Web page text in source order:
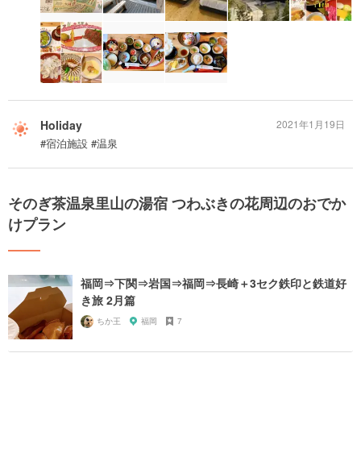
Holiday
#宿泊施設 #温泉
2021年1月19日
そのぎ茶温泉里山の湯宿 つわぶきの花周辺のおでか
けプラン
福岡⇒下関⇒岩国⇒福岡⇒長崎＋3セク鉄印と鉄道好
き旅 2月篇
ちか王 福岡 7